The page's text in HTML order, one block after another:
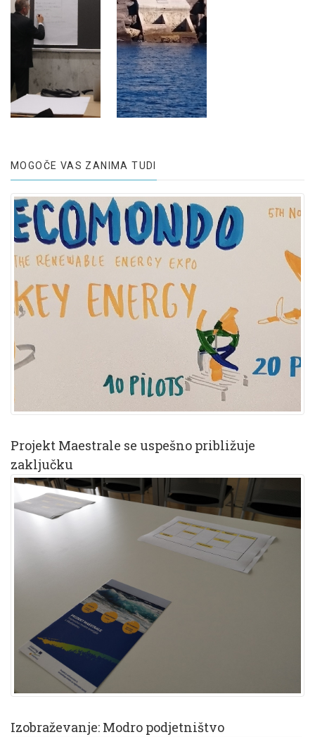
MOGOČE VAS ZANIMA TUDI
Projekt Maestrale se uspešno približuje
zaključku
Izobraževanje: Modro podjetništvo